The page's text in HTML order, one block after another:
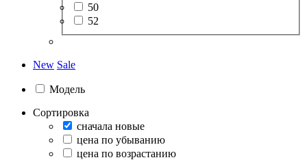
50
52
New Sale
Модель
Сортировка
сначала новые
цена по убыванию
цена по возрастанию